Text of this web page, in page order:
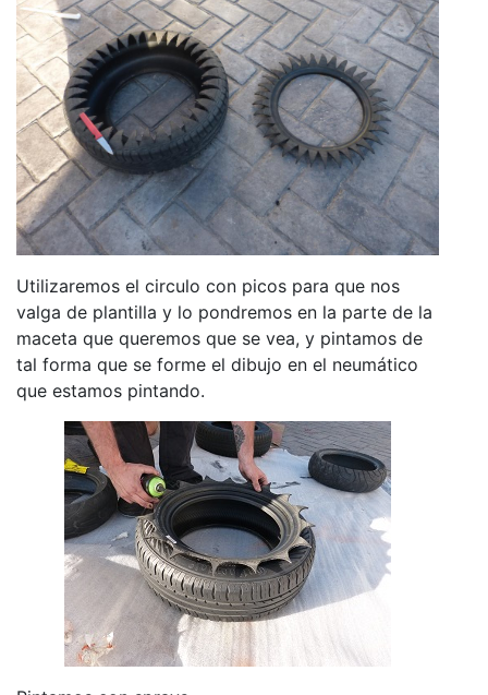
Utilizaremos el circulo con picos para que nos
valga de plantilla y lo pondremos en la parte de la
maceta que queremos que se vea, y pintamos de
tal forma que se forme el dibujo en el neumático
que estamos pintando.